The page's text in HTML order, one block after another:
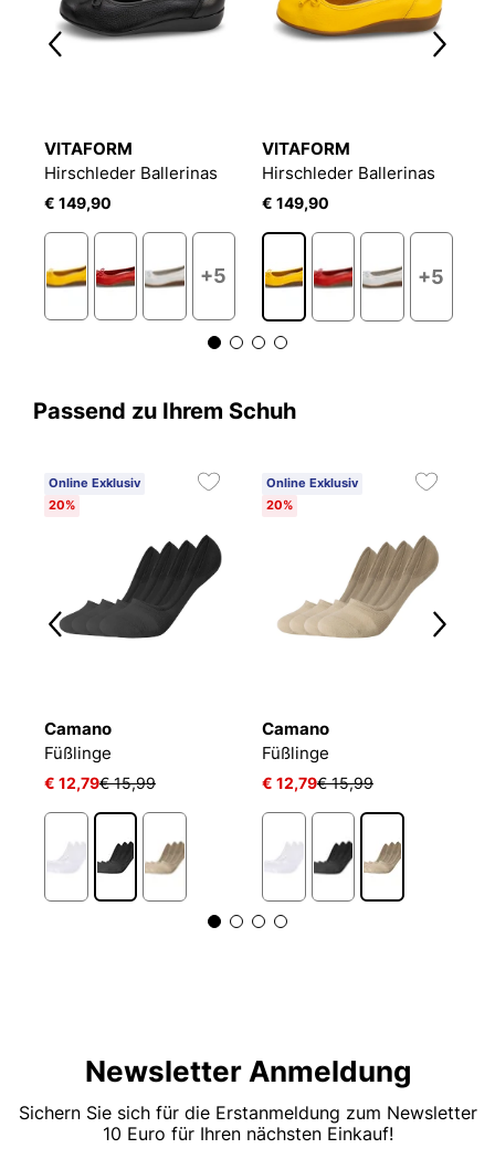
VITAFORM
Hirschleder Ballerinas
€ 149,90
+5
VITAFORM
Hirschleder Ballerinas
€ 149,90
+5
Passend zu Ihrem Schuh
Online Exklusiv
20%
Camano
Füßlinge
€ 12,79€ 15,99
Online Exklusiv
20%
Camano
Füßlinge
€ 12,79€ 15,99
Newsletter Anmeldung
Sichern Sie sich für die Erstanmeldung zum Newsletter
10 Euro für Ihren nächsten Einkauf!